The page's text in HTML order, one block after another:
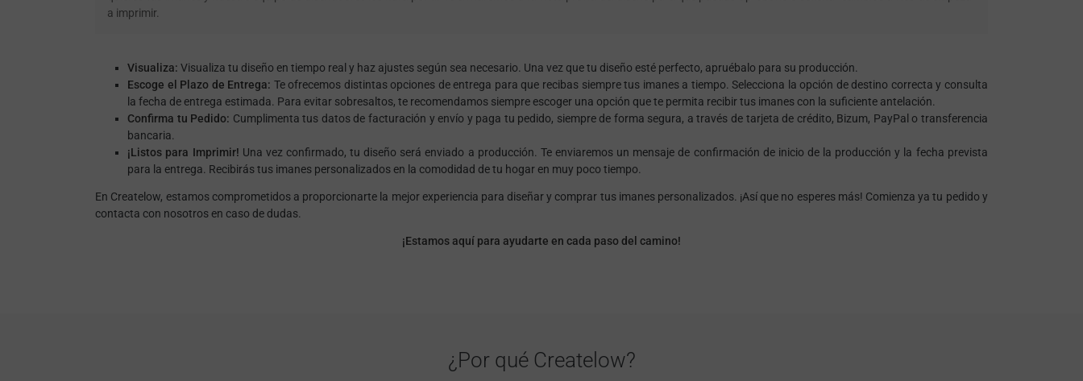
a imprimir.
Visualiza: Visualiza tu diseño en tiempo real y haz ajustes según sea necesario. Una vez que tu diseño esté perfecto, apruébalo para su producción.
Escoge el Plazo de Entrega: Te ofrecemos distintas opciones de entrega para que recibas siempre tus imanes a tiempo. Selecciona la opción de destino correcta y consulta
la fecha de entrega estimada. Para evitar sobresaltos, te recomendamos siempre escoger una opción que te permita recibir tus imanes con la suficiente antelación.
Confirma tu Pedido: Cumplimenta tus datos de facturación y envío y paga tu pedido, siempre de forma segura, a través de tarjeta de crédito, Bizum, PayPal o transferencia
bancaria.
¡Listos para Imprimir! Una vez confirmado, tu diseño será enviado a producción. Te enviaremos un mensaje de confirmación de inicio de la producción y la fecha prevista
para la entrega. Recibirás tus imanes personalizados en la comodidad de tu hogar en muy poco tiempo.
En Createlow, estamos comprometidos a proporcionarte la mejor experiencia para diseñar y comprar tus imanes personalizados. ¡Así que no esperes más! Comienza ya tu pedido y
contacta con nosotros en caso de dudas.
¡Estamos aquí para ayudarte en cada paso del camino!
¿Por qué Createlow?